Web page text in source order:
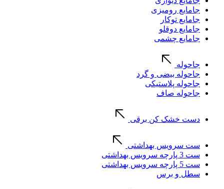
جامایع رومیزی
جامایع توکار
جامایع دوقلو
جامایع چشمی
جاحوله
جاحوله بیضی و گرد
جاحوله پلاستیکی
جاحوله صاف
دست خشک کن برقی
ست سرویس بهداشتی
ست 3 پارچه سرویس بهداشتی
ست 5 پارچه سرویس بهداشتی
سطل و برس